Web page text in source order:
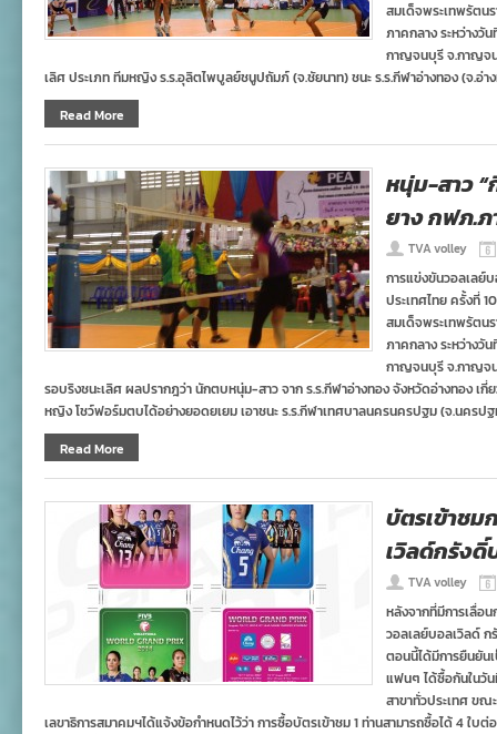
สมเด็จพระเทพรัตน
ภาคกลาง ระหว่างวั
กาญจนบุรี จ.กาญจ
เลิศ ประเภท ทีมหญิง ร.ร.อุลิตไพบูลย์ชนูปถัมภ์ (จ.ชัยนาท) ชนะ ร.ร.กีฬาอ่างทอง (จ.อ่า
Read More
หนุ่ม-สาว
ยาง กฟภ.
TVA volley
การแข่งขันวอลเลย์
ประเทศไทย ครั้งที่
สมเด็จพระเทพรัตน
ภาคกลาง ระหว่างวั
กาญจนบุรี จ.กาญจน
รอบริงชนะเลิศ ผลปรากฎว่า นักตบหนุ่ม-สาว จาก ร.ร.กีฬาอ่างทอง จังหวัดอ่างทอง เ
หญิง โชว์ฟอร์มตบได้อย่างยอดยเยม เอาชนะ ร.ร.กีฬาเทศบาลนครนครปฐม (จ.นครป
Read More
บัตรเข้าชม
เวิลด์กรังดิ์
TVA volley
หลังจากที่มีการเลื่อ
วอลเลย์บอลเวิลด์ ก
ตอนนี้ได้มีการยืนยัน
แฟนๆ ได้ซื้อกันในวัน
สาขาทั่วประเทศ ข
เลขาธิการสมาคมฯได้แจ้งข้อกำหนดไว้ว่า การซื้อบัตรเข้าชม 1 ท่านสามารถซื้อได้ 4 ใบ